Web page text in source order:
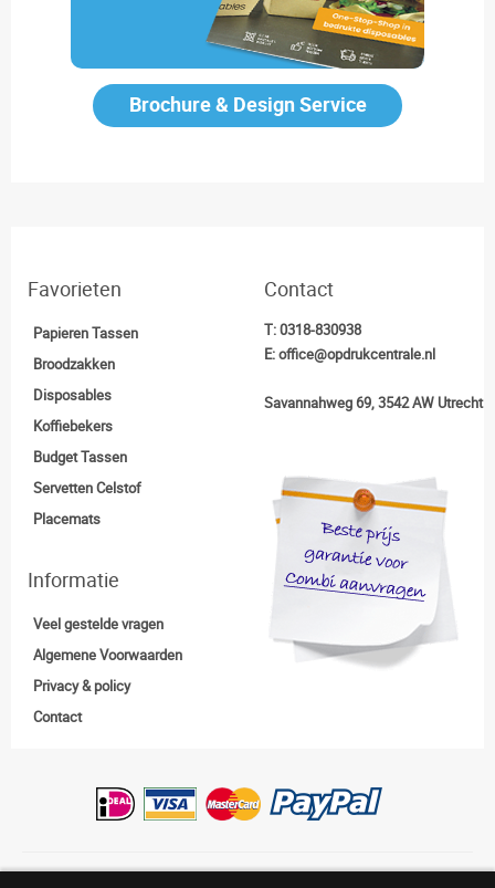
Brochure & Design Service
Favorieten
Papieren Tassen
Broodzakken
Disposables
Koffiebekers
Budget Tassen
Servetten Celstof
Placemats
Contact
T:0318-830938
E:office@opdrukcentrale.nl
Savannahweg 69, 3542 AW Utrecht
Informatie
Veel gestelde vragen
Algemene Voorwaarden
Privacy & policy
Contact
Copyright:© Opdrukcentrale.nl |0318-830938